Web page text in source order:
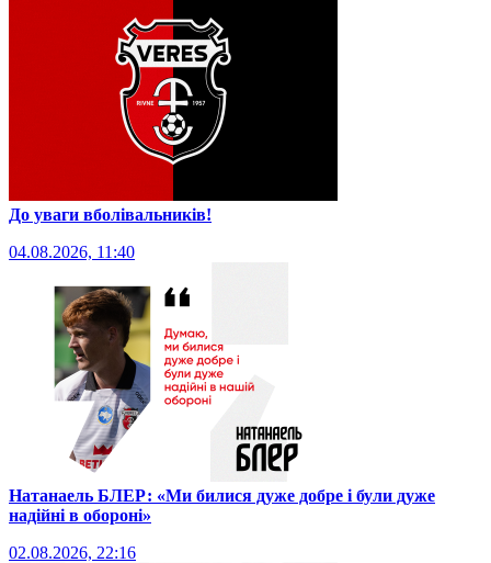
До уваги вболівальників!
04.08.2026, 11:40
Натанаель БЛЕР: «Ми билися дуже добре і були дуже
надійні в обороні»
02.08.2026, 22:16